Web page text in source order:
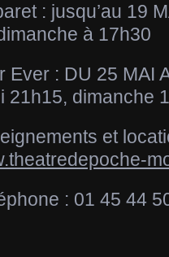
: jusqu’au 19
à 17h30
Ever : DU 25 MAI
21h15, dimanche
et
: 01 45 44